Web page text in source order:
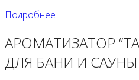
Подробнее
АРОМАТИЗАТОР
ДЛЯ БАНИ И САУНЫ